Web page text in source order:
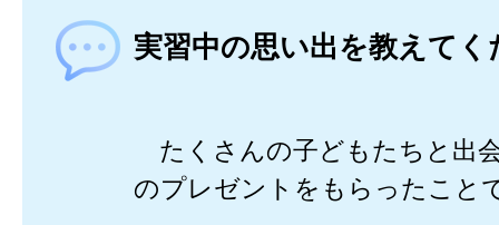
実習中の思い出を教えてく
たくさんの子どもたちと出
のプレゼントをもらったこと